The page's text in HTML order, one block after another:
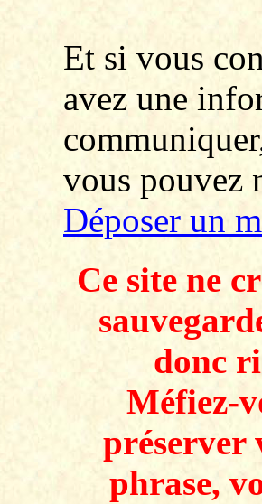
Et si vous
avez une
vous pouvez
Déposer un
Ce site ne
donc
Méfiez-
préserver
phrase,